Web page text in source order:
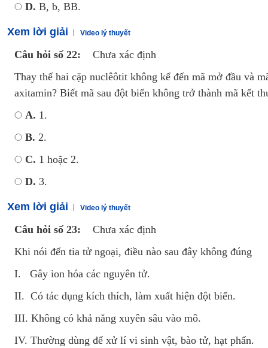
D. B, b, BB.
Xem lời giải Video lý thuyết
Câu hỏi số 22:
Chưa xác định
Thay thế hai cặp nuclêôtit không kể đến mã mở đầu và
axitamin? Biết mã sau đột biến không trở thành mã kết
A. 1.
B. 2.
C. 1 hoặc 2.
D. 3.
Xem lời giải Video lý thuyết
Câu hỏi số 23:
Chưa xác định
Khi nói đến tia tử ngoại, điều nào sau đây không đúng
I. Gây ion hóa các nguyên tử.
II. Có tác dụng kích thích, làm xuất hiện đột biến.
III. Không có khả năng xuyên sâu vào mô.
IV. Thường dùng để xử lí vi sinh vật, bào tử, hạt phấn.